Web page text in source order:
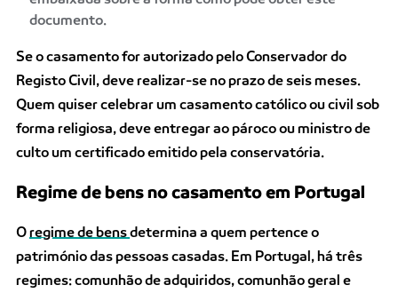
documento.
Se o casamento for autorizado pelo Conservador do
Registo Civil, deve realizar-se no prazo de seis meses.
Quem quiser celebrar um casamento católico ou civil sob
forma religiosa, deve entregar ao pároco ou ministro de
culto um certificado emitido pela conservatória.
Regime de bens no casamento em Portugal
Oregime de bensdetermina a quem pertence o
património das pessoas casadas. Em Portugal, há três
regimes: comunhão de adquiridos, comunhão geral e